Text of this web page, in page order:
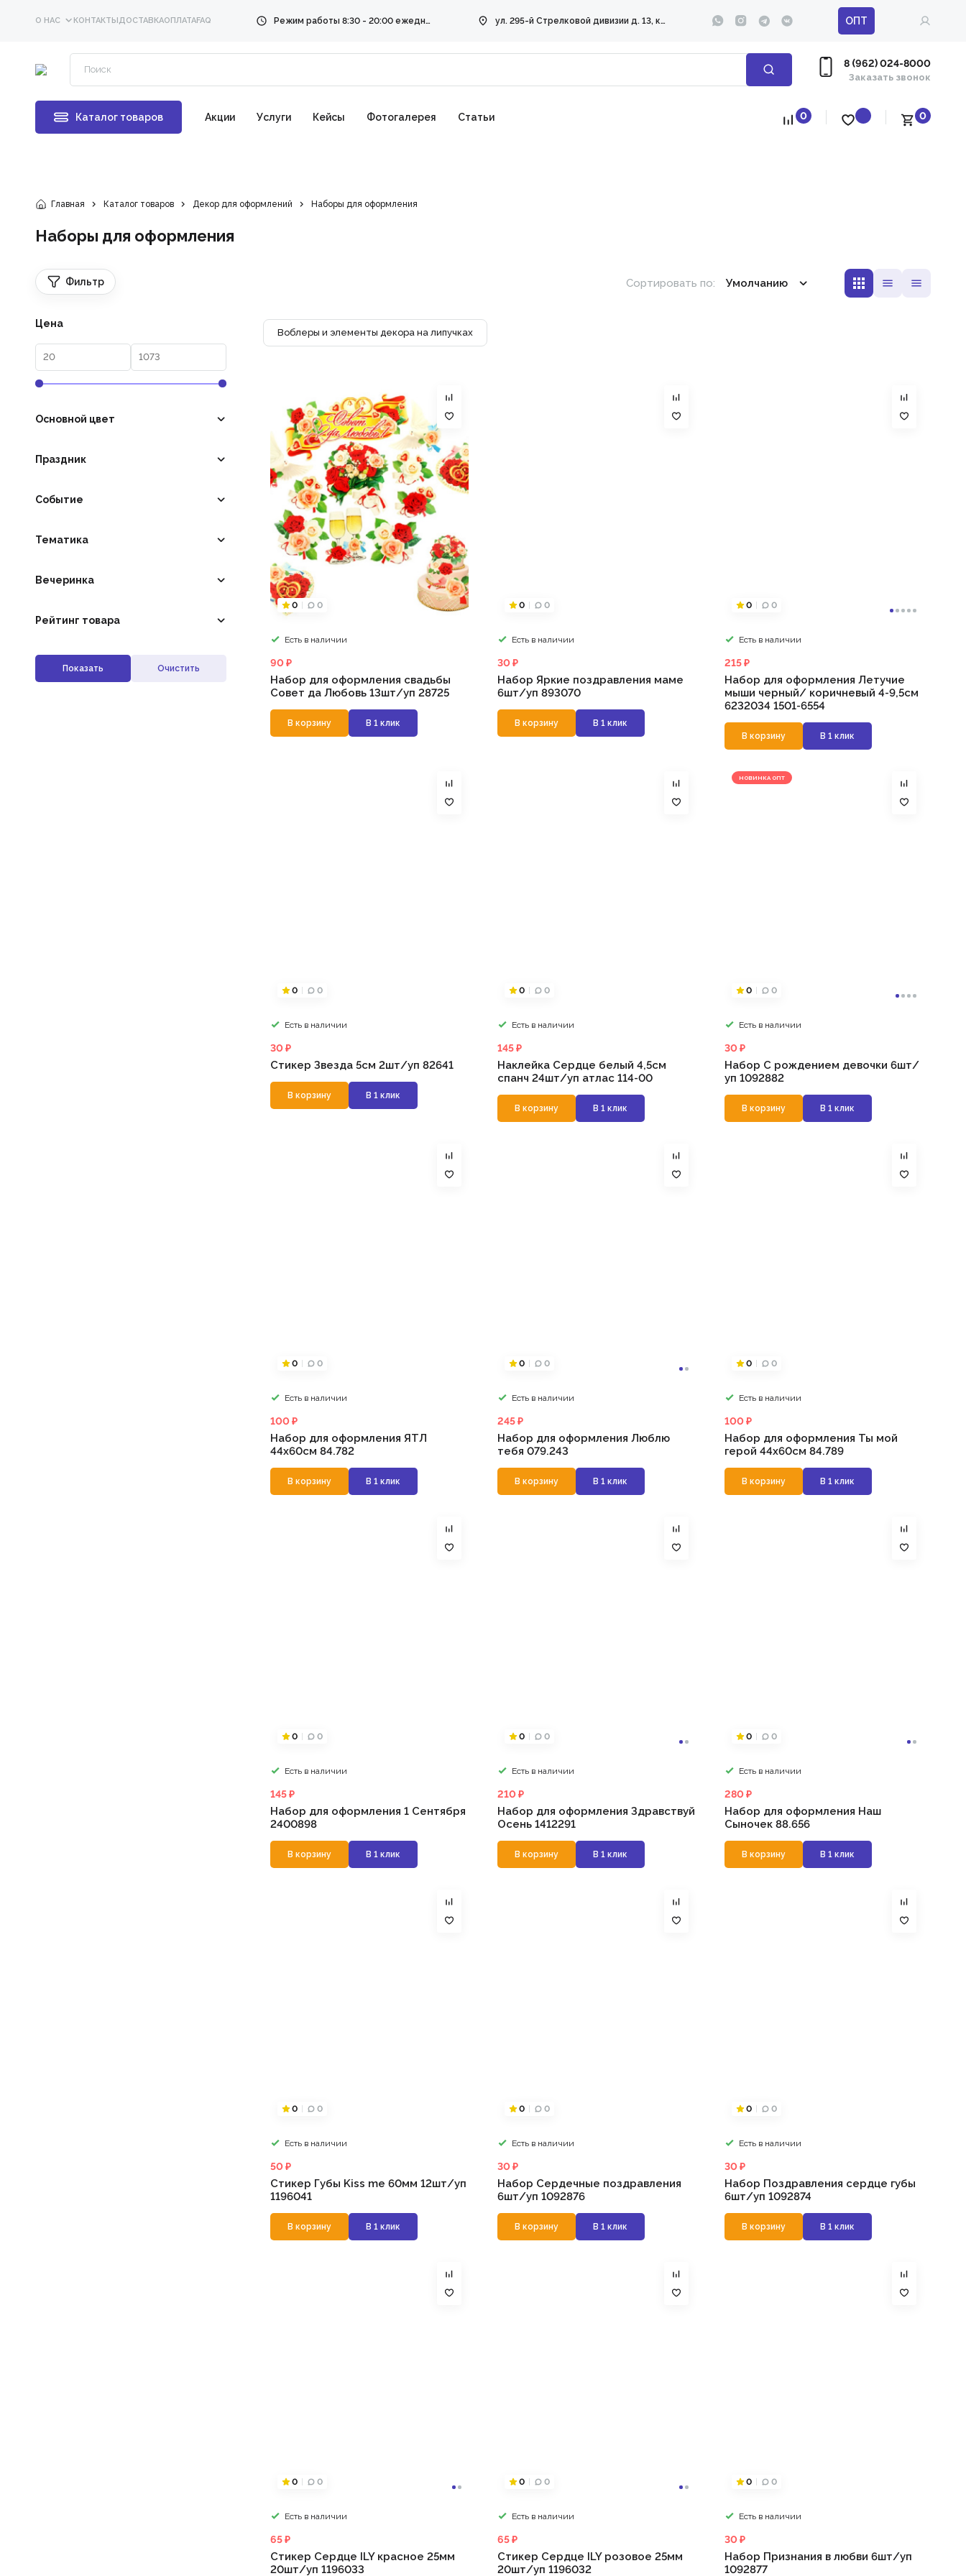
О НАС КОНТАКТЫДОСТАВКАОПЛАТАFAQ Режим работы 8:30 - 20:00 ежедневно ул. 295-й Стрелковой дивизии д. 13, корп. 1 ОПТ
8 (962) 024-8000
Заказать звонок
Каталог товаров Акции Услуги Кейсы Фотогалерея Статьи 0 0
Главная Каталог товаров Декор для оформлений Наборы для оформления
Наборы для оформления
Фильтр
Цена
Основной цвет
Праздник
Событие
Тематика
Вечеринка
Рейтинг товара
Сортировать по: Умолчанию
Воблеры и элементы декора на липучках
0 0
Есть в наличии
90 ₽
Набор для оформления свадьбы
Совет да Любовь 13шт/уп 28725
В корзину В 1 клик
0 0
Есть в наличии
30 ₽
Набор Яркие поздравления маме
6шт/уп 893070
В корзину В 1 клик
0 0
Есть в наличии
215 ₽
Набор для оформления Летучие
мыши черный/ коричневый 4-9,5см
6232034 1501-6554
В корзину В 1 клик
0 0
Есть в наличии
30 ₽
Стикер Звезда 5см 2шт/уп 82641
В корзину В 1 клик
0 0
Есть в наличии
145 ₽
Наклейка Сердце белый 4,5см
спанч 24шт/уп атлас 114-00
В корзину В 1 клик
НОВИНКА ОПТ
0 0
Есть в наличии
30 ₽
Набор С рождением девочки 6шт/
уп 1092882
В корзину В 1 клик
0 0
Есть в наличии
100 ₽
Набор для оформления ЯТЛ
44х60см 84.782
В корзину В 1 клик
0 0
Есть в наличии
245 ₽
Набор для оформления Люблю
тебя 079.243
В корзину В 1 клик
0 0
Есть в наличии
100 ₽
Набор для оформления Ты мой
герой 44х60см 84.789
В корзину В 1 клик
0 0
Есть в наличии
145 ₽
Набор для оформления 1 Сентября
2400898
В корзину В 1 клик
0 0
Есть в наличии
210 ₽
Набор для оформления Здравствуй
Осень 1412291
В корзину В 1 клик
0 0
Есть в наличии
280 ₽
Набор для оформления Наш
Сыночек 88.656
В корзину В 1 клик
0 0
Есть в наличии
50 ₽
Стикер Губы Kiss me 60мм 12шт/уп
1196041
В корзину В 1 клик
0 0
Есть в наличии
30 ₽
Набор Сердечные поздравления
6шт/уп 1092876
В корзину В 1 клик
0 0
Есть в наличии
30 ₽
Набор Поздравления сердце губы
6шт/уп 1092874
В корзину В 1 клик
0 0
Есть в наличии
65 ₽
Стикер Сердце ILY красное 25мм
20шт/уп 1196033
0 0
Есть в наличии
65 ₽
Стикер Сердце ILY розовое 25мм
20шт/уп 1196032
0 0
Есть в наличии
30 ₽
Набор Признания в любви 6шт/уп
1092877